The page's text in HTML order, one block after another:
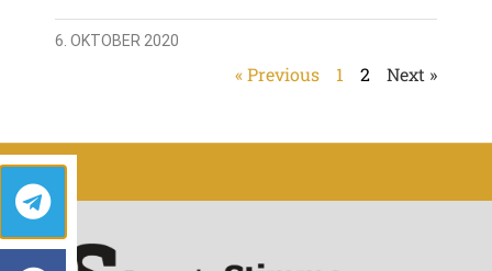
6. OKTOBER 2020
« Previous 1 2 Next »